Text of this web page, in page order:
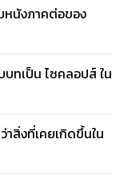
หนังภาคต่อของ
บทเป็น ไซคลอปส์ ใน
สิ่งที่เคยเกิดขึ้นใน